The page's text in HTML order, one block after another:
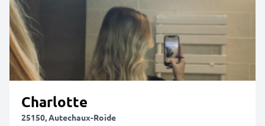
Charlotte
25150, Autechaux-Roide